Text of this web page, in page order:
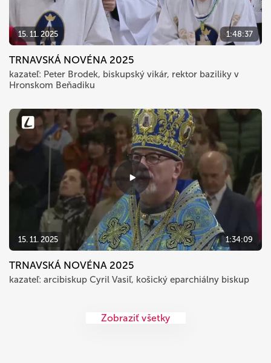
15. 11. 2025 1:48:37
TRNAVSKÁ NOVÉNA 2025
kazateľ: Peter Brodek, biskupský vikár, rektor baziliky v
Hronskom Beňadiku
15. 11. 2025 1:34:09
TRNAVSKÁ NOVÉNA 2025
kazateľ: arcibiskup Cyril Vasiľ, košický eparchiálny biskup
Zobraziť všetky